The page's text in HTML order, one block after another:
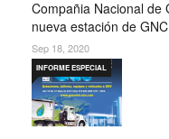
Compañia Nacional de
nueva estación de GNC
Sep 18, 2020
INFORME ESPECIAL